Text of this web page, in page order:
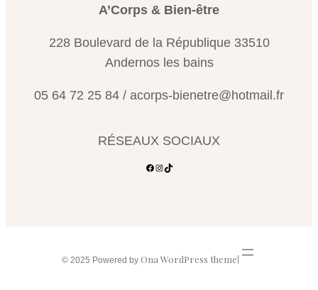
A’Corps & Bien-être
228 Boulevard de la République 33510
Andernos les bains
05 64 72 25 84 / acorps-bienetre@hotmail.fr
RÉSEAUX SOCIAUX
© 2025 Powered by Ona WordPress theme